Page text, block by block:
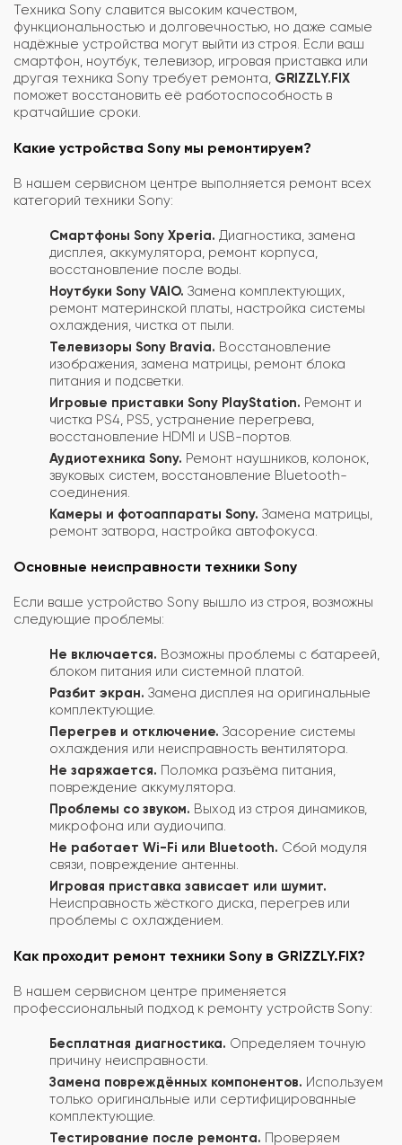
Техника Sony славится высоким качеством,
функциональностью и долговечностью, но даже самые
надёжные устройства могут выйти из строя. Если ваш
смартфон, ноутбук, телевизор, игровая приставка или
другая техника Sony требует ремонта, GRIZZLY.FIX
поможет восстановить её работоспособность в
кратчайшие сроки.
Какие устройства Sony мы ремонтируем?
В нашем сервисном центре выполняется ремонт всех
категорий техники Sony:
Смартфоны Sony Xperia. Диагностика, замена
дисплея, аккумулятора, ремонт корпуса,
восстановление после воды.
Ноутбуки Sony VAIO. Замена комплектующих,
ремонт материнской платы, настройка системы
охлаждения, чистка от пыли.
Телевизоры Sony Bravia. Восстановление
изображения, замена матрицы, ремонт блока
питания и подсветки.
Игровые приставки Sony PlayStation. Ремонт и
чистка PS4, PS5, устранение перегрева,
восстановление HDMI и USB-портов.
Аудиотехника Sony. Ремонт наушников, колонок,
звуковых систем, восстановление Bluetooth-
соединения.
Камеры и фотоаппараты Sony. Замена матрицы,
ремонт затвора, настройка автофокуса.
Основные неисправности техники Sony
Если ваше устройство Sony вышло из строя, возможны
следующие проблемы:
Не включается. Возможны проблемы с батареей,
блоком питания или системной платой.
Разбит экран. Замена дисплея на оригинальные
комплектующие.
Перегрев и отключение. Засорение системы
охлаждения или неисправность вентилятора.
Не заряжается. Поломка разъёма питания,
повреждение аккумулятора.
Проблемы со звуком. Выход из строя динамиков,
микрофона или аудиочипа.
Не работает Wi-Fi или Bluetooth. Сбой модуля
связи, повреждение антенны.
Игровая приставка зависает или шумит.
Неисправность жёсткого диска, перегрев или
проблемы с охлаждением.
Как проходит ремонт техники Sony в GRIZZLY.FIX?
В нашем сервисном центре применяется
профессиональный подход к ремонту устройств Sony:
Бесплатная диагностика. Определяем точную
причину неисправности.
Замена повреждённых компонентов. Используем
только оригинальные или сертифицированные
комплектующие.
Тестирование после ремонта. Проверяем